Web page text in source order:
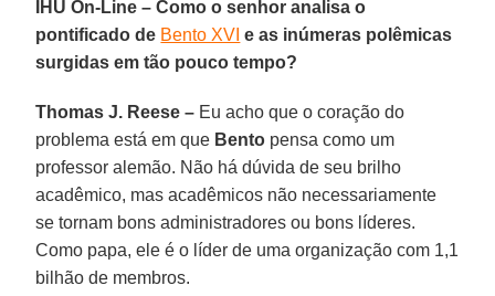
IHU On-Line – Como o senhor analisa o
pontificado de Bento XVI e as inúmeras polêmicas
surgidas em tão pouco tempo?
Thomas J. Reese – Eu acho que o coração do
problema está em que Bento pensa como um
professor alemão. Não há dúvida de seu brilho
acadêmico, mas acadêmicos não necessariamente
se tornam bons administradores ou bons líderes.
Como papa, ele é o líder de uma organização com 1,1
bilhão de membros.